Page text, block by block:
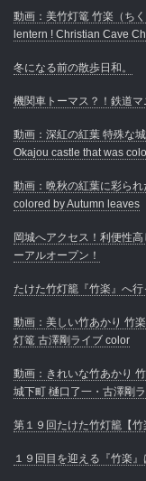
動画：美竹灯篭 竹楽（ち
lentern ! Christian Cave
冬になる前の散歩日和。
機関車トーマス？！鉄道
動画：深紅の紅葉 特殊な
Okajou castle that was
動画：晩秋の紅葉に彩ら
colored by Autumn leaves
岡城へアクセス！利便性
ーアルオープン！
たけた竹灯籠『竹楽』へ行
動画：美しい竹あかり 竹
灯篭 古澤剛ライブ color
動画：きれいな竹あかり
城下町 樋口了一・古澤剛
第１９回たけた竹灯籠【竹
１９回目を迎える『竹楽』